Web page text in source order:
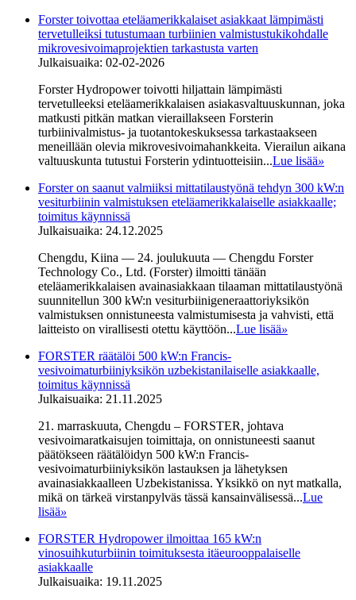
Forster toivottaa eteläamerikkalaiset asiakkaat lämpimästi
tervetulleiksi tutustumaan turbiinien valmistustukikohdalle
mikrovesivoimaprojektien tarkastusta varten
Julkaisuaika: 02-02-2026
Forster Hydropower toivotti hiljattain lämpimästi
tervetulleeksi eteläamerikkalaisen asiakasvaltuuskunnan, joka
matkusti pitkän matkan vieraillakseen Forsterin
turbiinivalmistus- ja tuotantokeskuksessa tarkastaakseen
meneillään olevia mikrovesivoimahankkeita. Vierailun aikana
valtuuskunta tutustui Forsterin ydintuotteisiin...Lue lisää»
Forster on saanut valmiiksi mittatilaustyönä tehdyn 300 kW:n
vesiturbiinin valmistuksen eteläamerikkalaiselle asiakkaalle;
toimitus käynnissä
Julkaisuaika: 24.12.2025
Chengdu, Kiina — 24. joulukuuta — Chengdu Forster
Technology Co., Ltd. (Forster) ilmoitti tänään
eteläamerikkalaisen avainasiakkaan tilaaman mittatilaustyönä
suunnitellun 300 kW:n vesiturbiinigeneraattoriyksikön
valmistuksen onnistuneesta valmistumisesta ja vahvisti, että
laitteisto on virallisesti otettu käyttöön...Lue lisää»
FORSTER räätälöi 500 kW:n Francis-
vesivoimaturbiiniyksikön uzbekistanilaiselle asiakkaalle,
toimitus käynnissä
Julkaisuaika: 21.11.2025
21. marraskuuta, Chengdu – FORSTER, johtava
vesivoimaratkaisujen toimittaja, on onnistuneesti saanut
päätökseen räätälöidyn 500 kW:n Francis-
vesivoimaturbiiniyksikön lastauksen ja lähetyksen
avainasiakkaalleen Uzbekistanissa. Yksikkö on nyt matkalla,
mikä on tärkeä virstanpylväs tässä kansainvälisessä...Lue
lisää»
FORSTER Hydropower ilmoittaa 165 kW:n
vinosuihkuturbiinin toimituksesta itäeurooppalaiselle
asiakkaalle
Julkaisuaika: 19.11.2025